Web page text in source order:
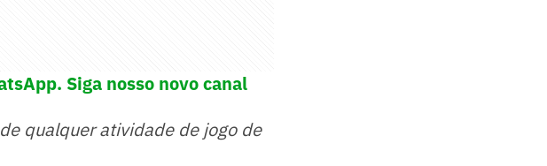
Siga nosso novo canal
qualquer atividade de jogo de